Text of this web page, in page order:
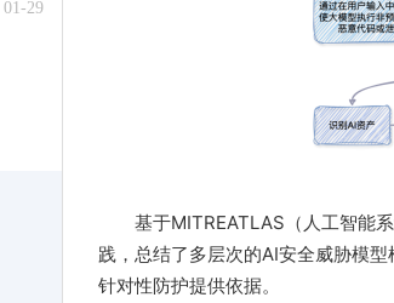
01-29
基于MITREATLAS（人工智能
践，总结了多层次的AI安全威胁模
针对性防护提供依据。